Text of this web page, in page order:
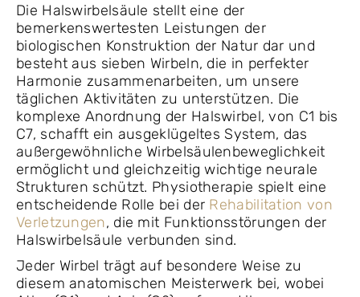
Die Halswirbelsäule stellt eine der
bemerkenswertesten Leistungen der
biologischen Konstruktion der Natur dar und
besteht aus sieben Wirbeln, die in perfekter
Harmonie zusammenarbeiten, um unsere
täglichen Aktivitäten zu unterstützen. Die
komplexe Anordnung der Halswirbel, von C1 bis
C7, schafft ein ausgeklügeltes System, das
außergewöhnliche Wirbelsäulenbeweglichkeit
ermöglicht und gleichzeitig wichtige neurale
Strukturen schützt. Physiotherapie spielt eine
entscheidende Rolle bei der Rehabilitation von
Verletzungen, die mit Funktionsstörungen der
Halswirbelsäule verbunden sind.
Jeder Wirbel trägt auf besondere Weise zu
diesem anatomischen Meisterwerk bei, wobei